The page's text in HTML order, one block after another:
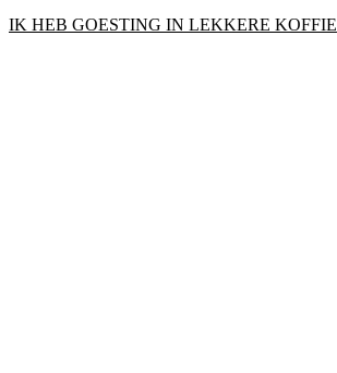
IK HEB GOESTING IN LEKKERE KOFFIE